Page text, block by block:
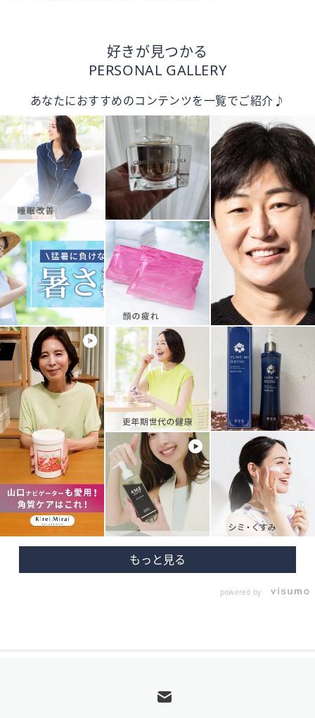
好きが見つかる
PERSONAL GALLERY
あなたにおすすめのコンテンツを一覧でご紹介♪
powered by